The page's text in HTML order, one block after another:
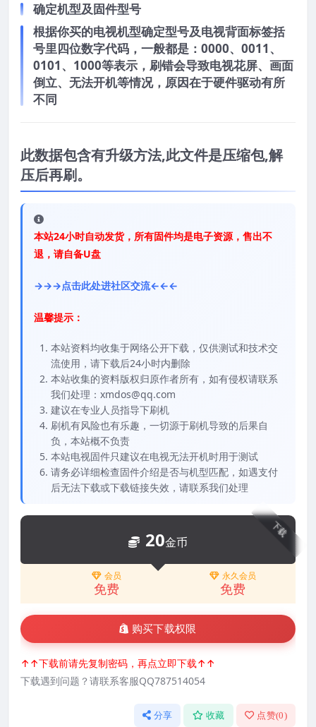
确定机型及固件型号
根据你买的电视机型确定型号及电视背面标签括
号里四位数字代码，一般都是：0000、0011、
0101、1000等表示，刷错会导致电视花屏、画面
倒立、无法开机等情况，原因在于硬件驱动有所
不同
此数据包含有升级方法,此文件是压缩包,解
压后再刷。
本站24小时自动发货，所有固件均是电子资源，售出不
退，请自备U盘
→→→点击此处进社区交流←←←
温馨提示：
本站资料均收集于网络公开下载，仅供测试和技术交
流使用，请下载后24小时内删除
本站收集的资料版权归原作者所有，如有侵权请联系
我们处理：xmdos@qq.com
建议在专业人员指导下刷机
刷机有风险也有乐趣，一切源于刷机导致的后果自
负，本站概不负责
本站电视固件只建议在电视无法开机时用于测试
请务必详细检查固件介绍是否与机型匹配，如遇支付
后无法下载或下载链接失效，请联系我们处理
下载
20金币
会员
免费
永久会员
免费
购买下载权限
↑↑下载前请先复制密码，再点立即下载↑↑
下载遇到问题？请联系客服QQ787514054
分享 收藏 点赞(0)